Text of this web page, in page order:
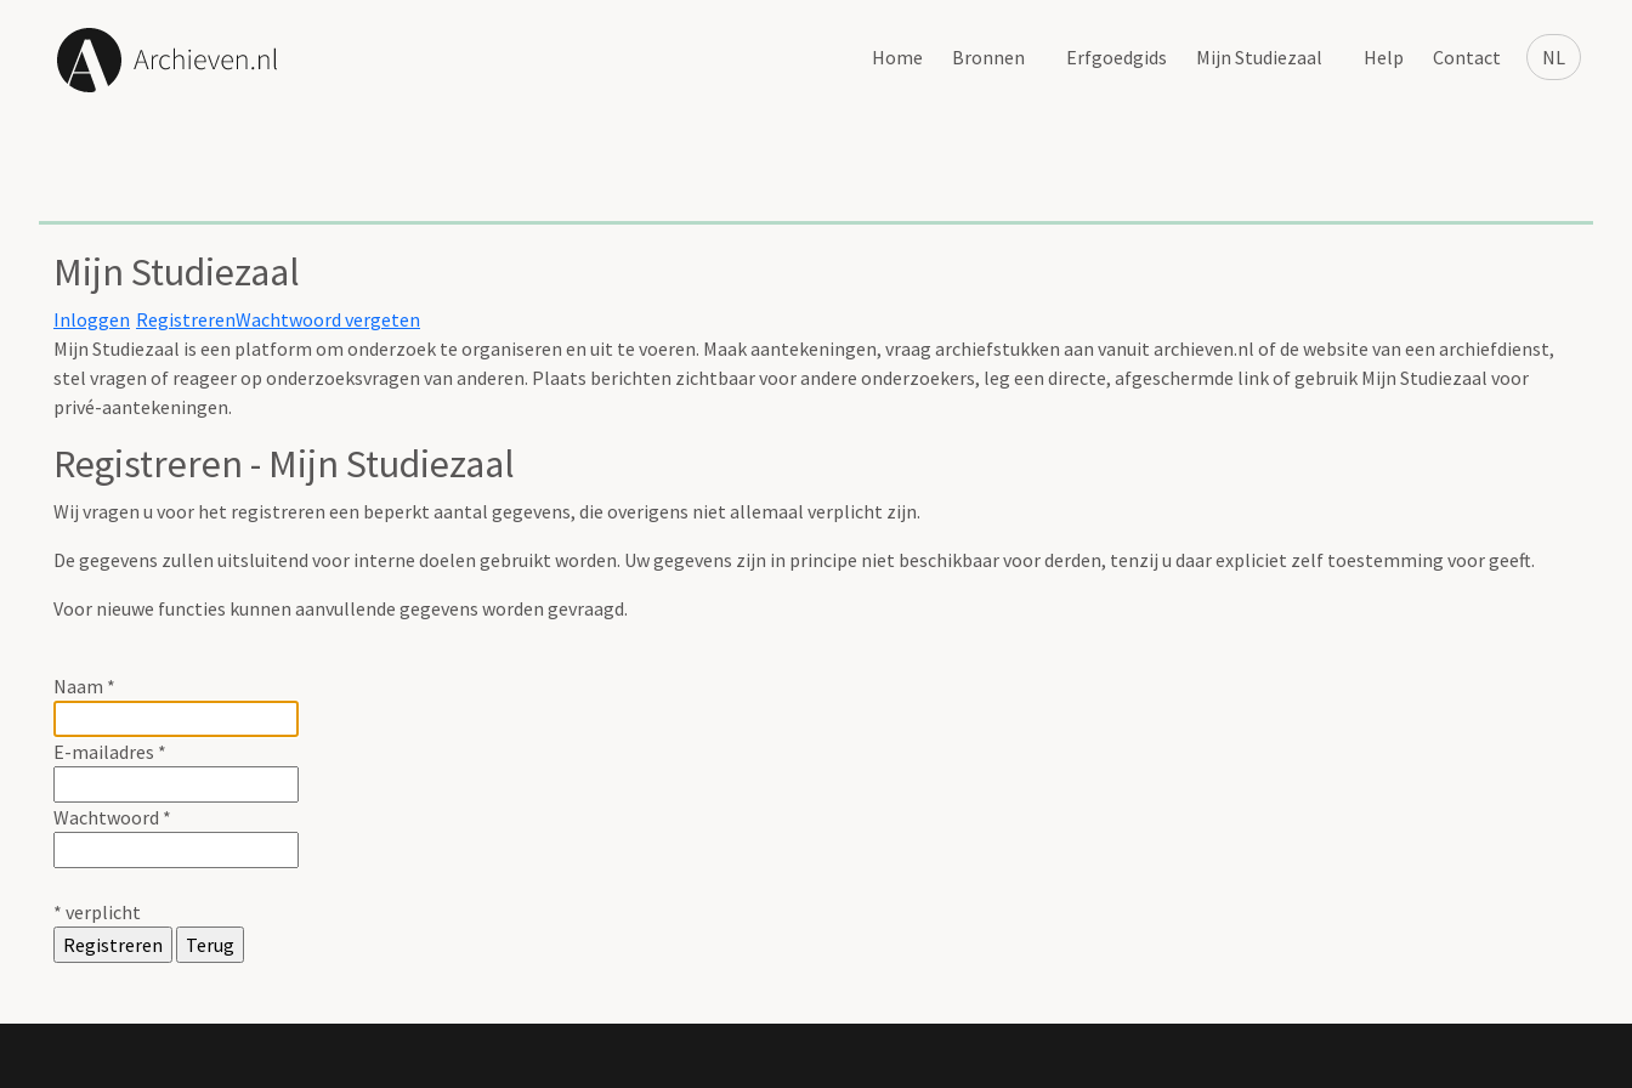
NL
Home Bronnen Erfgoedgids Mijn Studiezaal Help Contact
Mijn Studiezaal
Inloggen RegistrerenWachtwoord vergeten
Mijn Studiezaal is een platform om onderzoek te organiseren en uit te voeren. Maak aantekeningen, vraag archiefstukken aan vanuit archieven.nl of de website van een archiefdienst,
stel vragen of reageer op onderzoeksvragen van anderen. Plaats berichten zichtbaar voor andere onderzoekers, leg een directe, afgeschermde link of gebruik Mijn Studiezaal voor
privé-aantekeningen.
Registreren - Mijn Studiezaal
Wij vragen u voor het registreren een beperkt aantal gegevens, die overigens niet allemaal verplicht zijn.
De gegevens zullen uitsluitend voor interne doelen gebruikt worden. Uw gegevens zijn in principe niet beschikbaar voor derden, tenzij u daar expliciet zelf toestemming voor geeft.
Voor nieuwe functies kunnen aanvullende gegevens worden gevraagd.
Naam *
E-mailadres *
Wachtwoord *
* verplicht